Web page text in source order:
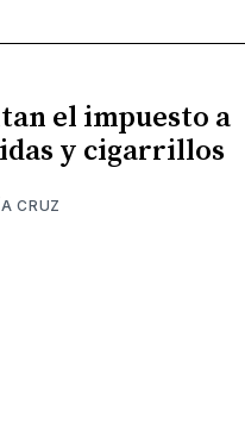
el impuesto a
y cigarrillos
CRUZ